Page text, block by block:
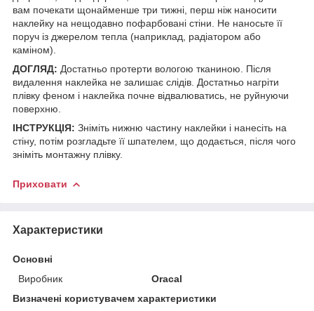
вам почекати щонайменше три тижні, перш ніж наносити
наклейку на нещодавно пофарбовані стіни. Не наносьте її
поруч із джерелом тепла (наприклад, радіатором або
каміном).
ДОГЛЯД: Достатньо протерти вологою тканиною. Після
видалення наклейка не залишає слідів. Достатньо нагріти
плівку феном і наклейка почне відвалюватись, не руйнуючи
поверхню.
ІНСТРУКЦІЯ: Зніміть нижню частину наклейки і нанесіть на
стіну, потім розгладьте її шпателем, що додається, після чого
зніміть монтажну плівку.
Приховати
Характеристики
Основні
Виробник
Oracal
Визначені користувачем характеристики